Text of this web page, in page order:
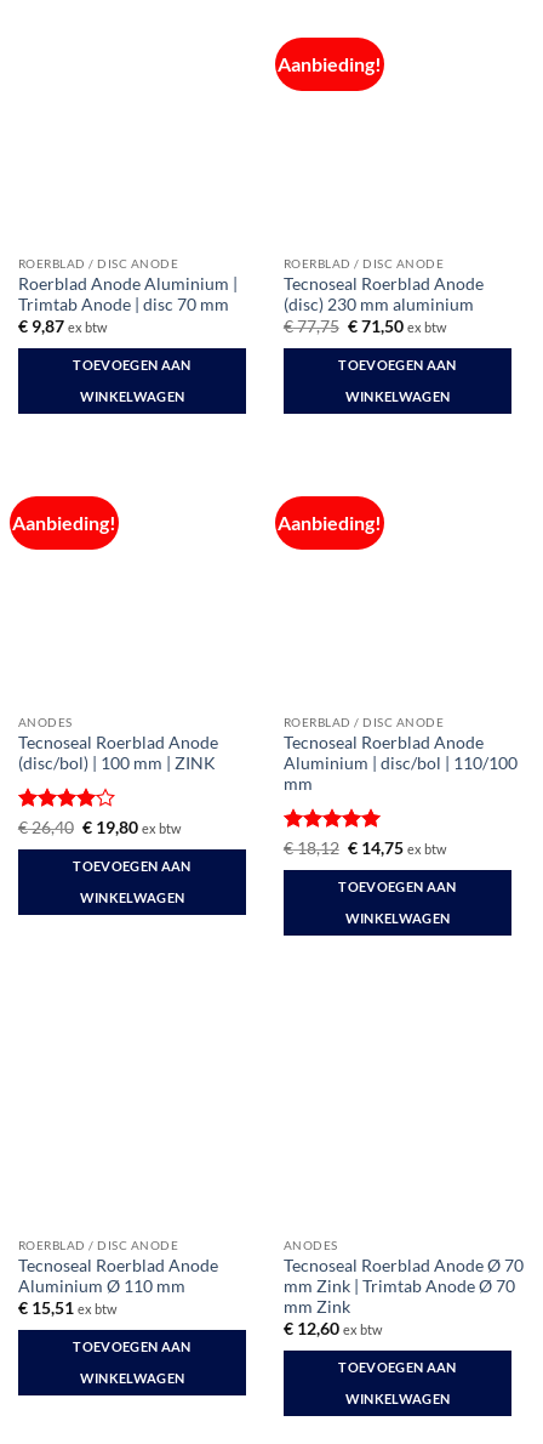
ROERBLAD / DISC ANODE
Roerblad Anode Aluminium |
Trimtab Anode | disc 70 mm
€9,87 ex btw
TOEVOEGEN AAN
WINKELWAGEN
Aanbieding!
ROERBLAD / DISC ANODE
Tecnoseal Roerblad Anode
(disc) 230 mm aluminium
€77,75 Oorspronkelijke
was:
€ 77,75.
€71,50Huidige
is:
€ 71,50.
ex btw
TOEVOEGEN AAN
WINKELWAGEN
Aanbieding!
ANODES
Tecnoseal Roerblad Anode
(disc/bol) | 100 mm | ZINK
Gewaardeerd
4uit 5
€26,40 Oorspronkelijke
was:
€ 26,40.
€19,80Huidige
is:
€ 19,80.
ex btw
TOEVOEGEN AAN
WINKELWAGEN
Aanbieding!
ROERBLAD / DISC ANODE
Tecnoseal Roerblad Anode
Aluminium | disc/bol | 110/100
mm
Gewaardeerd
5uit 5
€18,12 Oorspronkelijke
was:
€ 18,12.
€14,75Huidige
is:
€ 14,75.
ex btw
TOEVOEGEN AAN
WINKELWAGEN
ROERBLAD / DISC ANODE
Tecnoseal Roerblad Anode
Aluminium Ø 110 mm
€15,51 ex btw
TOEVOEGEN AAN
WINKELWAGEN
ANODES
Tecnoseal Roerblad Anode Ø 70
mm Zink | Trimtab Anode Ø 70
mm Zink
€12,60 ex btw
TOEVOEGEN AAN
WINKELWAGEN